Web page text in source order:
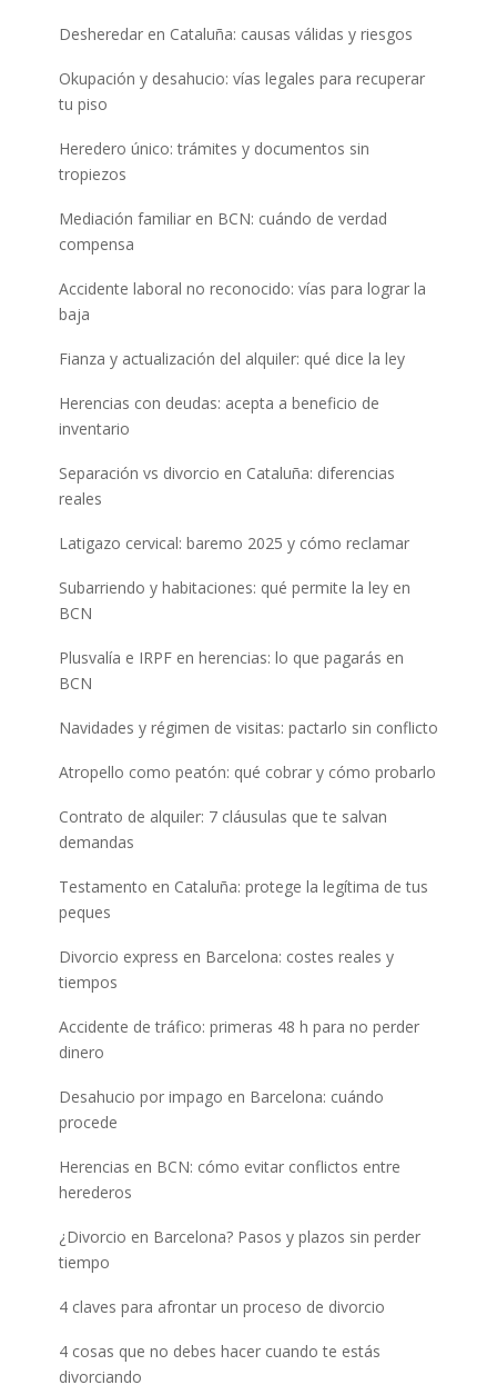
Desheredar en Cataluña: causas válidas y riesgos
Okupación y desahucio: vías legales para recuperar
tu piso
Heredero único: trámites y documentos sin
tropiezos
Mediación familiar en BCN: cuándo de verdad
compensa
Accidente laboral no reconocido: vías para lograr la
baja
Fianza y actualización del alquiler: qué dice la ley
Herencias con deudas: acepta a beneficio de
inventario
Separación vs divorcio en Cataluña: diferencias
reales
Latigazo cervical: baremo 2025 y cómo reclamar
Subarriendo y habitaciones: qué permite la ley en
BCN
Plusvalía e IRPF en herencias: lo que pagarás en
BCN
Navidades y régimen de visitas: pactarlo sin conflicto
Atropello como peatón: qué cobrar y cómo probarlo
Contrato de alquiler: 7 cláusulas que te salvan
demandas
Testamento en Cataluña: protege la legítima de tus
peques
Divorcio express en Barcelona: costes reales y
tiempos
Accidente de tráfico: primeras 48 h para no perder
dinero
Desahucio por impago en Barcelona: cuándo
procede
Herencias en BCN: cómo evitar conflictos entre
herederos
¿Divorcio en Barcelona? Pasos y plazos sin perder
tiempo
4 claves para afrontar un proceso de divorcio
4 cosas que no debes hacer cuando te estás
divorciando